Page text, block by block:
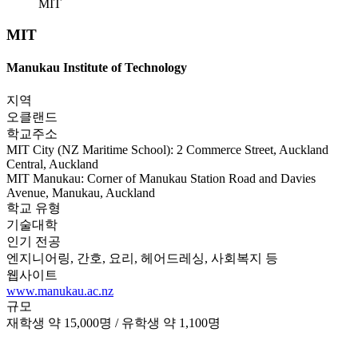
MIT
Manukau Institute of Technology
지역
오클랜드
학교주소
MIT City (NZ Maritime School): 2 Commerce Street, Auckland
Central, Auckland
MIT Manukau: Corner of Manukau Station Road and Davies
Avenue, Manukau, Auckland
학교 유형
기술대학
인기 전공
엔지니어링, 간호, 요리, 헤어드레싱, 사회복지 등
웹사이트
www.manukau.ac.nz